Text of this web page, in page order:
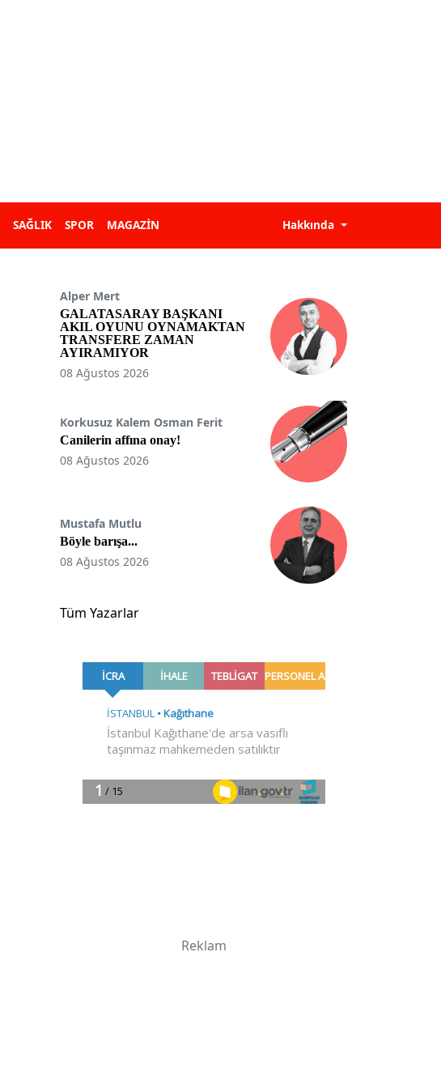
SAĞLIK SPOR MAGAZİN Hakkında
Alper Mert
GALATASARAY BAŞKANI
AKIL OYUNU OYNAMAKTAN
TRANSFERE ZAMAN
AYIRAMIYOR
08 Ağustos 2026
Korkusuz Kalem Osman Ferit
Canilerin affına onay!
08 Ağustos 2026
Mustafa Mutlu
Böyle barışa...
08 Ağustos 2026
Tüm Yazarlar